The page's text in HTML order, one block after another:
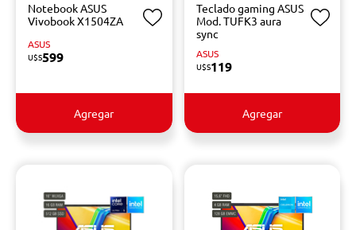
Notebook ASUS
Vivobook X1504ZA
ASUS
U$S599
Agregar
Teclado gaming ASUS
Mod. TUFK3 aura
sync
ASUS
U$S119
Agregar